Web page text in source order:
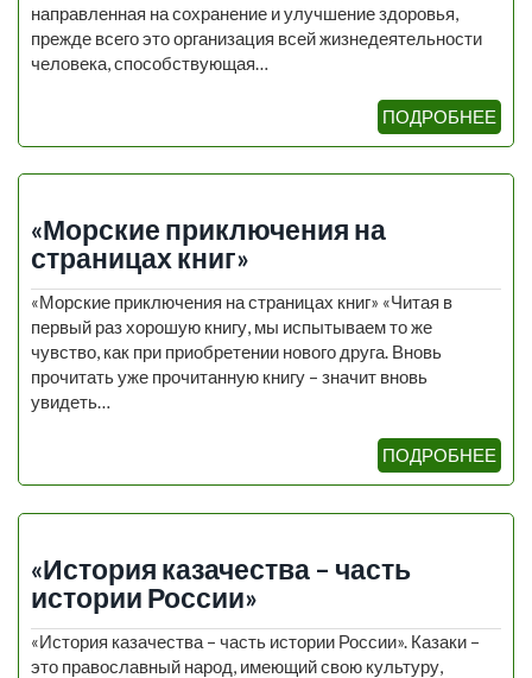
направленная на сохранение и улучшение здоровья,
прежде всего это организация всей жизнедеятельности
человека, способствующая…
ПОДРОБНЕЕ
«Морские приключения на
страницах книг»
«Морские приключения на страницах книг» «Читая в
первый раз хорошую книгу, мы испытываем то же
чувство, как при приобретении нового друга. Вновь
прочитать уже прочитанную книгу – значит вновь
увидеть…
ПОДРОБНЕЕ
«История казачества – часть
истории России»
«История казачества – часть истории России». Казаки –
это православный народ, имеющий свою культуру,